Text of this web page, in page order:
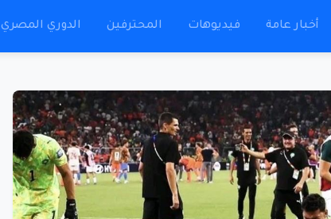
أخبار عامة فيديوهات المحترفين الدوري المصري